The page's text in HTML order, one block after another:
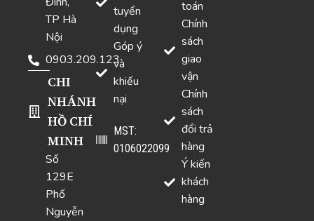
TP Hà
Nội
0903.209.123
CHI
NHÁNH
HỒ CHÍ
MINH
Số
129E
Phố
Nguyễn
tuyển
dụng
Góp ý
và
khiếu
nại
MST:
0106022099
toán
Chính
sách
giao
vận
Chính
sách
đổi trả
hàng
Ý kiến
khách
hàng